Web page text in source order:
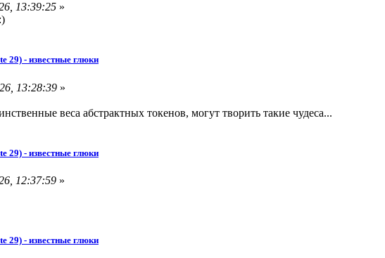
13:39:25 »
29) - известные глюки
13:28:39 »
веса абстрактных токенов, могут творить такие чудеса...
29) - известные глюки
12:37:59 »
29) - известные глюки